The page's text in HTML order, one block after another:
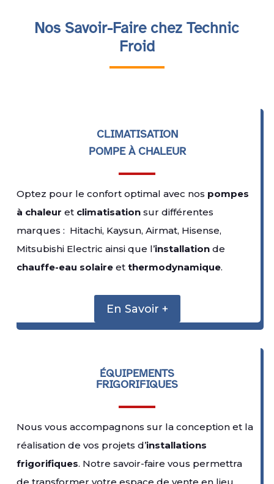
Nos Savoir-Faire chez Technic
Froid
CLIMATISATION
POMPE À CHALEUR
Optez pour le confort optimal avec nos pompes
à chaleur et climatisation sur différentes
marques : Hitachi, Kaysun, Airmat, Hisense,
Mitsubishi Electric ainsi que l’installation de
chauffe-eau solaire etthermodynamique.
En Savoir +
ÉQUIPEMENTS
FRIGORIFIQUES
Nous vous accompagnons sur la conception et la
réalisation de vos projets d’installations
frigorifiques. Notre savoir-faire vous permettra